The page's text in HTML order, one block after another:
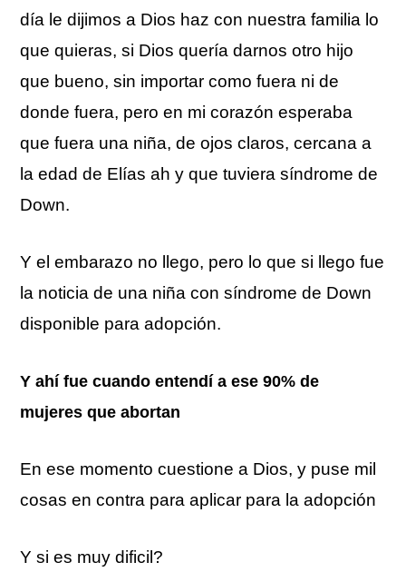
día le dijimos a Dios haz con nuestra familia lo
que quieras, si Dios quería darnos otro hijo
que bueno, sin importar como fuera ni de
donde fuera, pero en mi corazón esperaba
que fuera una niña, de ojos claros, cercana a
la edad de Elías ah y que tuviera síndrome de
Down.
Y el embarazo no llego, pero lo que si llego fue
la noticia de una niña con síndrome de Down
disponible para adopción.
Y ahí fue cuando entendí a ese 90% de
mujeres que abortan
En ese momento cuestione a Dios, y puse mil
cosas en contra para aplicar para la adopción
Y si es muy dificil?